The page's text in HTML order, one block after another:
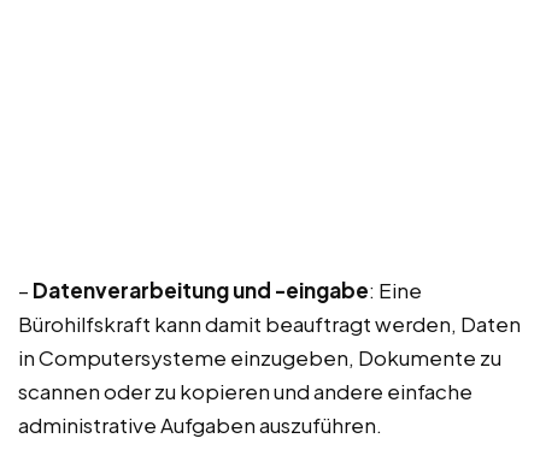
– Datenverarbeitung und -eingabe: Eine
Bürohilfskraft kann damit beauftragt werden, Daten
in Computersysteme einzugeben, Dokumente zu
scannen oder zu kopieren und andere einfache
administrative Aufgaben auszuführen.